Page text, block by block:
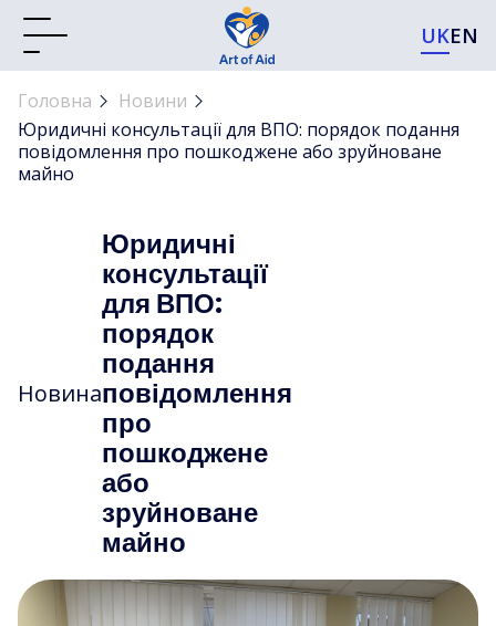
UKEN
Головна
Новини
Юридичні консультації для ВПО: порядок подання
повідомлення про пошкоджене або зруйноване
майно
Новина
Юридичні
консультації
для ВПО:
порядок
подання
повідомлення
про
пошкоджене
або
зруйноване
майно